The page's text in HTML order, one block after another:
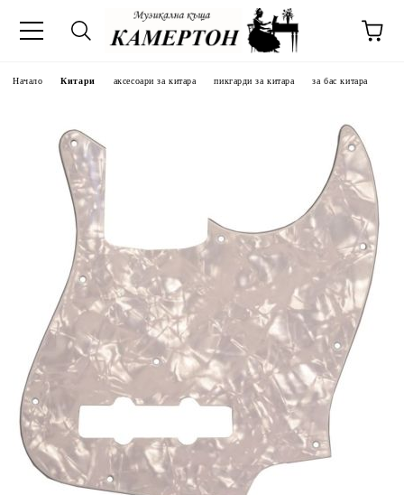
Начало Китари аксесоари за китара пикгарди за китара за бас китара